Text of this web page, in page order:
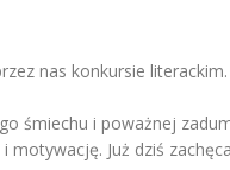
nas konkursie
śmiechu i poważnej
Już dziś